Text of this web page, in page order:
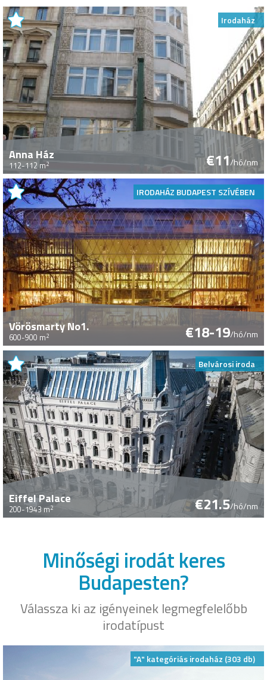
Irodaház
Anna Ház
112-112 m2 €11/hó/nm
IRODAHÁZ BUDAPEST SZÍVÉBEN
Vörösmarty No1.
600-900 m2 €18-19/hó/nm
Belvárosi iroda
Eiffel Palace
200-1943 m2 €21.5/hó/nm
Minőségi irodát keres
Budapesten?
Válassza ki az igényeinek legmegfelelőbb
irodatípust
"A" kategóriás irodaház (303 db)